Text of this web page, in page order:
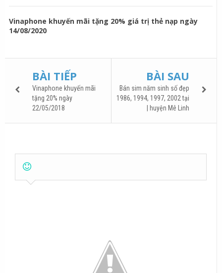
Vinaphone khuyến mãi tặng 20% giá trị thẻ nạp ngày
14/08/2020
BÀI TIẾP
Vinaphone khuyến mãi
tặng 20% ngày
22/05/2018
BÀI SAU
Bán sim năm sinh số đẹp
1986, 1994, 1997, 2002 tại
| huyện Mê Linh